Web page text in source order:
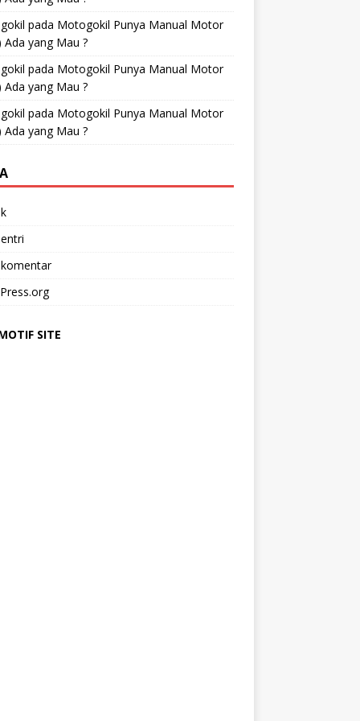
pada Motogokil Punya Manual Motor
Ada yang Mau ?
pada Motogokil Punya Manual Motor
Ada yang Mau ?
pada Motogokil Punya Manual Motor
Ada yang Mau ?
SITE